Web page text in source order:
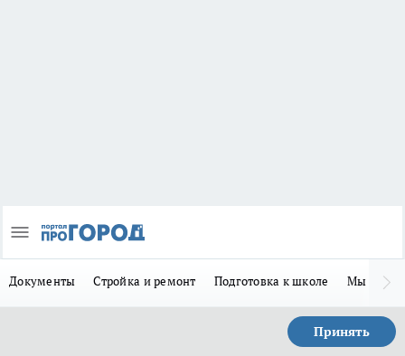
Документы Стройка и ремонт Подготовка к школе Мы в MAX
Принять